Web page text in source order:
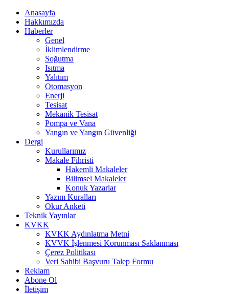
Anasayfa
Hakkımızda
Haberler
Genel
İklimlendirme
Soğutma
Isıtma
Yalıtım
Otomasyon
Enerji
Tesisat
Mekanik Tesisat
Pompa ve Vana
Yangın ve Yangın Güvenliği
Dergi
Kurullarımız
Makale Fihristi
Hakemli Makaleler
Bilimsel Makaleler
Konuk Yazarlar
Yazım Kuralları
Okur Anketi
Teknik Yayınlar
KVKK
KVKK Aydınlatma Metni
KVVK İşlenmesi Korunması Saklanması
Çerez Politikası
Veri Sahibi Başvuru Talep Formu
Reklam
Abone Ol
İletişim